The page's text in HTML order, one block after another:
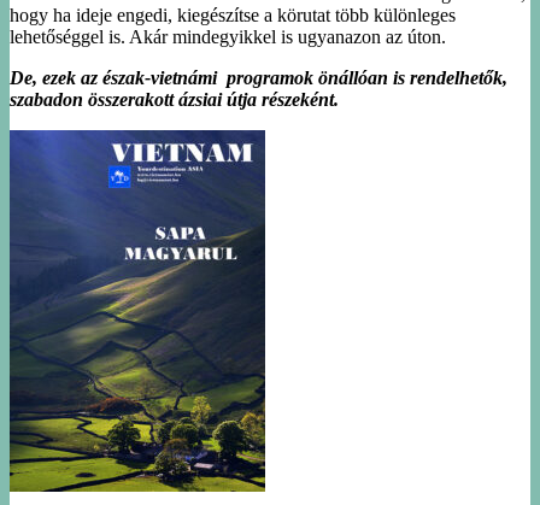
hogy ha ideje engedi, kiegészítse a körutat több különleges
lehetőséggel is. Akár mindegyikkel is ugyanazon az úton.
De, ezek az észak-vietnámi programok önállóan is rendelhetők,
szabadon összerakott ázsiai útja részeként.